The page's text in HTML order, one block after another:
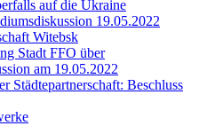
auf die Ukraine
19.05.2022
Witebsk
Stadt FFO über
am 19.05.2022
Städtepartnerschaft: Beschluss